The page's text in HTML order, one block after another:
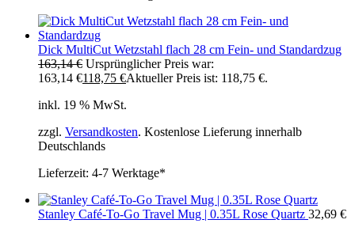
Dick MultiCut Wetzstahl flach 28 cm Fein- und Standardzug
163,14€ Ursprünglicher Preis war:
163,14 €118,75 €Aktueller Preis ist: 118,75 €.
inkl. 19 % MwSt.
zzgl. Versandkosten. Kostenlose Lieferung innerhalb
Deutschlands
Lieferzeit: 4-7 Werktage*
Stanley Café-To-Go Travel Mug | 0.35L Rose Quartz 32,69 €